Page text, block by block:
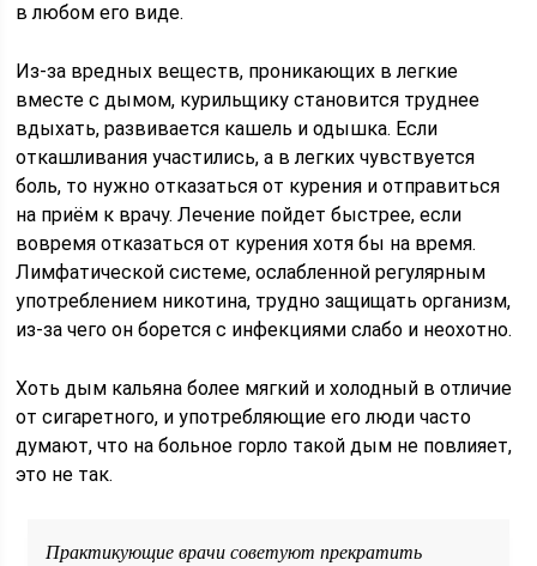
в любом его виде.
Из-за вредных веществ, проникающих в легкие
вместе с дымом, курильщику становится труднее
вдыхать, развивается кашель и одышка. Если
откашливания участились, а в легких чувствуется
боль, то нужно отказаться от курения и отправиться
на приём к врачу. Лечение пойдет быстрее, если
вовремя отказаться от курения хотя бы на время.
Лимфатической системе, ослабленной регулярным
употреблением никотина, трудно защищать организм,
из-за чего он борется с инфекциями слабо и неохотно.
Хоть дым кальяна более мягкий и холодный в отличие
от сигаретного, и употребляющие его люди часто
думают, что на больное горло такой дым не повлияет,
это не так.
Практикующие врачи советуют прекратить